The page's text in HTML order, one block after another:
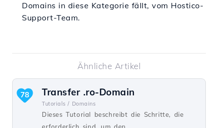
Domains in diese Kategorie fällt, vom Hostico-
Support-Team.
Ähnliche Artikel
Transfer .ro-Domain
Tutorials / Domains
Dieses Tutorial beschreibt die Schritte, die
78